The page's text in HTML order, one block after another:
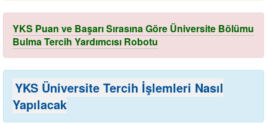
YKS Puan ve Başarı Sırasına Göre Üniversite Bölümu
Bulma Tercih Yardımcısı Robotu
YKS Üniversite Tercih İşlemleri Nasıl
Yapılacak